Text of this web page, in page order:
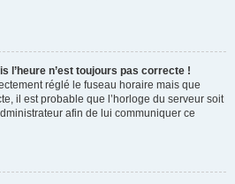
l’heure n’est toujours pas correcte !
réglé le fuseau horaire mais que
il est probable que l’horloge du serveur soit
afin de lui communiquer ce